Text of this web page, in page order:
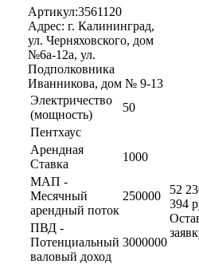
Артикул:3561120
Адрес: г. Калининград,
ул. Черняховского, дом
№6а-12а, ул.
Подполковника
Иванникова, дом № 9-13
Электричество
(мощность)
50
Пентхаус
Арендная
Ставка
1000
МАП -
Месячный
арендный поток
250000
ПВД -
Потенциальный
валовый доход
3000000
52
394